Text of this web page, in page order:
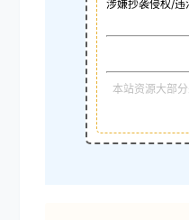
涉嫌抄袭侵权/违
本站资源大部